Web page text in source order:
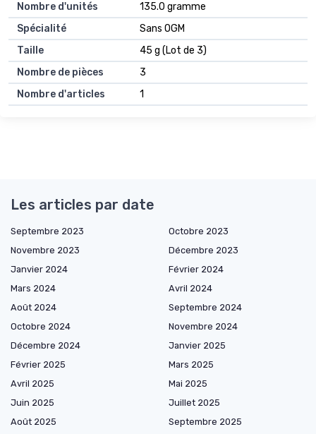
Nombre d'unités
135.0 gramme
Spécialité
Sans OGM
Taille
45 g (Lot de 3)
Nombre de pièces
3
Nombre d'articles
1
Les articles par date
Septembre 2023
Octobre 2023
Novembre 2023
Décembre 2023
Janvier 2024
Février 2024
Mars 2024
Avril 2024
Août 2024
Septembre 2024
Octobre 2024
Novembre 2024
Décembre 2024
Janvier 2025
Février 2025
Mars 2025
Avril 2025
Mai 2025
Juin 2025
Juillet 2025
Août 2025
Septembre 2025